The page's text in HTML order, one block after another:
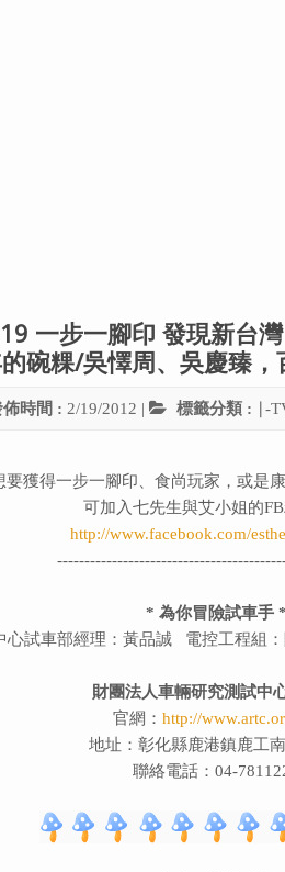
一步一腳印 發現新台
碗粿/吳懌周、吳慶臻
佈時間 : 2/19/2012 | 標籤分類 : ∣-
要獲得一步一腳印、食尚玩家，或是
可加入七先生與艾小姐的
http://www.facebook.com/
* 為你冒險試車手 *
心試車部經理：黃品誠 電控工程組
財團法人車輛研究測試中
官網：http://
地址：彰化縣鹿港鎮鹿工
聯絡電話：04-